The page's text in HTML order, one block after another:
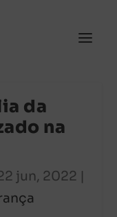
da
na
jun, 2022 |